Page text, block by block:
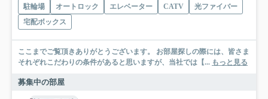
駐輪場 オートロック エレベーター CATV
光ファイバー
宅配ボックス
ここまでご覧頂きありがとうございます。 お部屋探しの際には、皆さま
それぞれこだわりの条件があると思いますが、当社では【... もっと見る
募集中の部屋